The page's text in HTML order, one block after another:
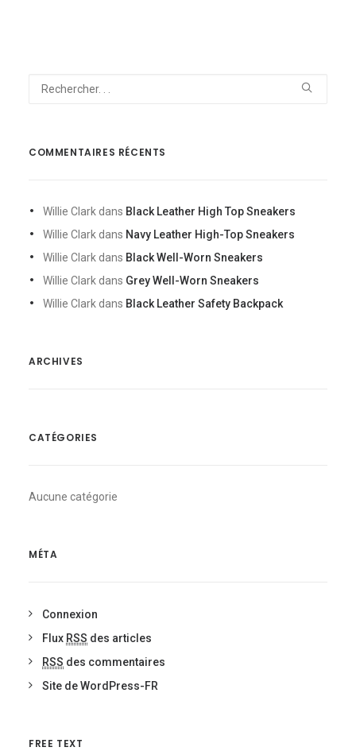
COMMENTAIRES RÉCENTS
Willie Clark dans Black Leather High Top Sneakers
Willie Clark dans Navy Leather High-Top Sneakers
Willie Clark dans Black Well-Worn Sneakers
Willie Clark dans Grey Well-Worn Sneakers
Willie Clark dans Black Leather Safety Backpack
ARCHIVES
CATÉGORIES
Aucune catégorie
MÉTA
Connexion
Flux RSS des articles
RSS des commentaires
Site de WordPress-FR
FREE TEXT